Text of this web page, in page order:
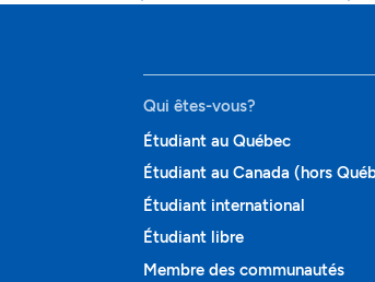
Qui êtes-vous?
Étudiant au Québec
Étudiant au Canada (hors
Étudiant international
Étudiant libre
Membre des communautés